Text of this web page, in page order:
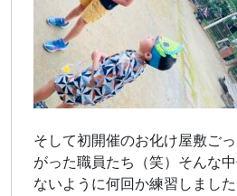
そして初開催のお化け屋敷ご
がった職員たち（笑）そんな
ないように何回か練習しまし